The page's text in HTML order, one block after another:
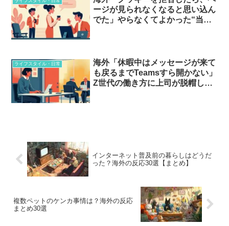
ージが見られなくなると思い込ん
でた」やらなくてよかった“当た
ライフスタイル・日常
海外「休暇中はメッセージが来て
も戻るまでTeamsすら開かない」
Z世代の働き方に上司が脱帽した
インターネット普及前の暮らしはどうだ
った？海外の反応30選【まとめ】
複数ペットのケンカ事情は？海外の反応
まとめ30選